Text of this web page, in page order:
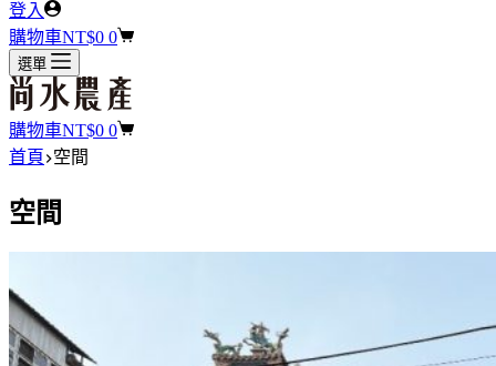
登入
購物車NT$0 0
選單
購物車NT$0 0
首頁
空間
空間